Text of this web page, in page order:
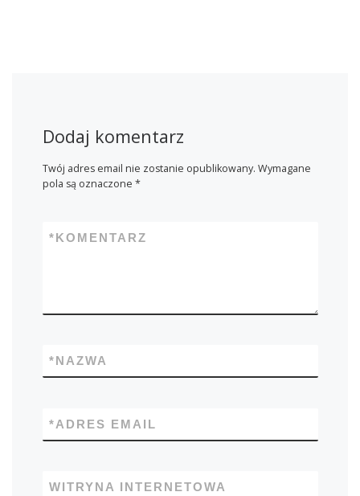
Dodaj komentarz
Twój adres email nie zostanie opublikowany. Wymagane
pola są oznaczone *
KOMENTARZ
*
NAZWA
*
ADRES EMAIL
*
WITRYNA INTERNETOWA